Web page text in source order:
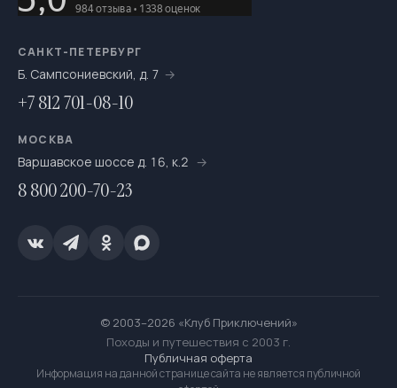
САНКТ-ПЕТЕРБУРГ
Б. Сампсониевский, д. 7
+7 812 701-08-10
МОСКВА
Варшавское шоссе д. 16, к.2
8 800 200-70-23
© 2003–2026 «Клуб Приключений»
Походы и путешествия с 2003 г.
Публичная оферта
Информация на данной странице сайта не является публичной